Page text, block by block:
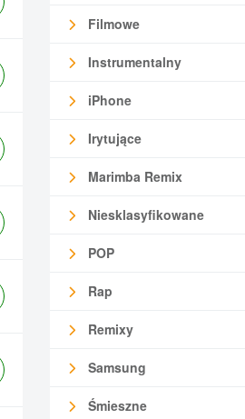
Filmowe
Instrumentalny
iPhone
Irytujące
Marimba Remix
Niesklasyfikowane
POP
Rap
Remixy
Samsung
Śmieszne